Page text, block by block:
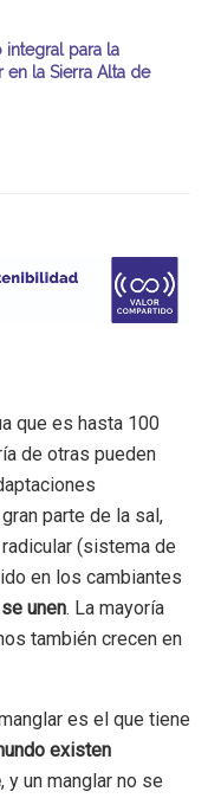
para la
la Sierra Alta de
que es hasta 100
de otras pueden
parte de la sal,
(sistema de
en los cambiantes
unen. La mayoría
también crecen en
es el que tiene
existen
, y un manglar no se